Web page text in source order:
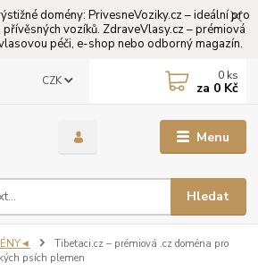
domény: PrivesneVoziky.cz – ideální pro
vozíků. ZdraveVlasy.cz – prémiová
péči, e-shop nebo odborný magazín.
Menu
CZK
Hledat
0 ks
za 0 Kč
Tibetaci.cz – prémiová .cz doména pro
psích plemen